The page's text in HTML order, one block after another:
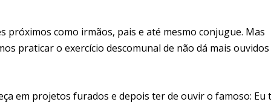
próximos como irmãos, pais e até mesmo conjugue. Mas
praticar o exercício descomunal de não dá mais ouvidos
em projetos furados e depois ter de ouvir o famoso: Eu